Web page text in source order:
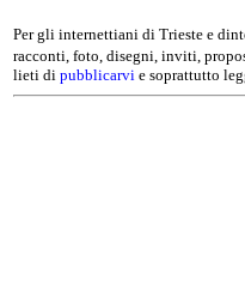
Per gli internettiani di Trieste e
racconti, foto, disegni, inviti,
lieti di pubblicarvi e soprattutto